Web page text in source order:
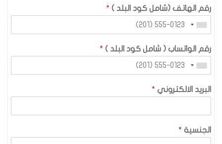
رقم الهاتف (شامل كود البلد ) *
رقم الواتساب ( شامل كود البلد ) *
البريد الالكتروني *
الجنسية *